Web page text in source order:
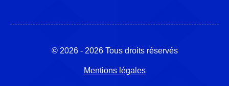
© 2026 - 2026 Tous droits réservés
Mentions légales